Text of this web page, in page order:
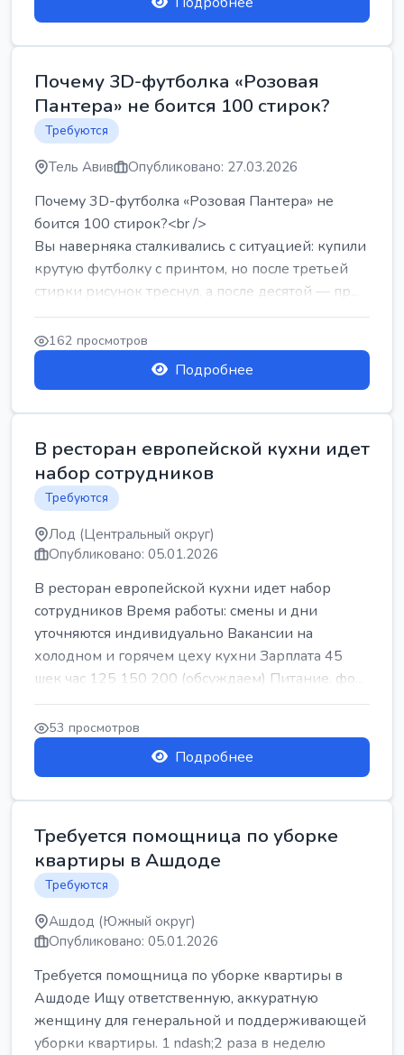
Почему 3D-футболка «Розовая
Пантера» не боится 100 стирок?
Требуются
Тель Авив Опубликовано: 27.03.2026
Почему 3D-футболка «Розовая Пантера» не
боится 100 стирок?<br />
Вы наверняка сталкивались с ситуацией: купили
крутую футболку с принтом, но после третьей
стирки рисунок треснул, а после десятой — пр...
162 просмотров
Подробнее
В ресторан европейской кухни идет
набор сотрудников
Требуются
Лод (Центральный округ)
Опубликовано: 05.01.2026
В ресторан европейской кухни идет набор
сотрудников Время работы: смены и дни
уточняются индивидуально Вакансии на
холодном и горячем цеху кухни Зарплата 45
шек час 125 150 200 (обсуждаем) Питание, фо...
53 просмотров
Подробнее
Требуется помощница по уборке
квартиры в Ашдоде
Требуются
Ашдод (Южный округ)
Опубликовано: 05.01.2026
Требуется помощница по уборке квартиры в
Ашдоде Ищу ответственную, аккуратную
женщину для генеральной и поддерживающей
уборки квартиры. 1 ndash;2 раза в неделю